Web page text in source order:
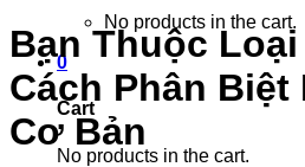
No products in the cart.
0
Cart
No products in the cart.
Bạn Thuộc Loại
Cách Phân Biệt
Cơ Bản